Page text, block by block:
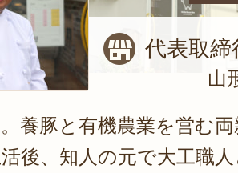
代表取締
山
養豚と有機農業を営む
後、知人の元で大工職